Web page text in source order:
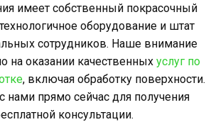
имеет собственный покрасочный
оборудование и штат
сотрудников. Наше внимание
на оказании качественных услуг по
, включая обработку поверхности.
нами прямо сейчас для получения
консультации.